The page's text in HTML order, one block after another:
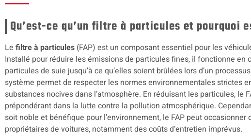
Qu’est-ce qu’un filtre à particules et pourquoi
Le filtre à particules (FAP) est un composant essentiel pour les
Installé pour réduire les émissions de particules fines, il fonctionne en
particules de suie jusqu’à ce qu’elles soient brûlées lors d’un
système permet de respecter les normes environnementales strictes
substances nocives dans l’atmosphère. En réduisant les particules, le
prépondérant dans la lutte contre la pollution atmosphérique.
soit noble et bénéfique pour l’environnement, le FAP peut occasionner
propriétaires de voitures, notamment des coûts d’entretien imprévus.